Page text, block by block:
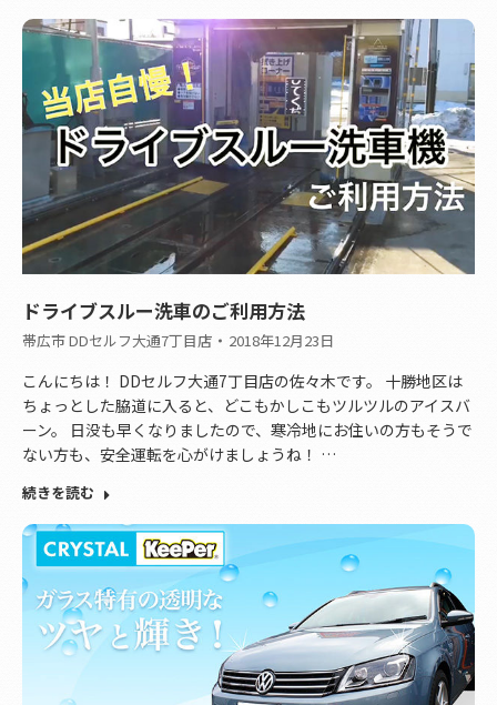
ドライブスルー洗車のご利用方法
帯広市 DDセルフ大通7丁目店 2018年12月23日
こんにちは！ DDセルフ大通7丁目店の佐々木です。 十勝地区は
ちょっとした脇道に入ると、どこもかしこもツルツルのアイスバ
ーン。 日没も早くなりましたので、寒冷地にお住いの方もそうで
ない方も、安全運転を心がけましょうね！ …
続きを読む